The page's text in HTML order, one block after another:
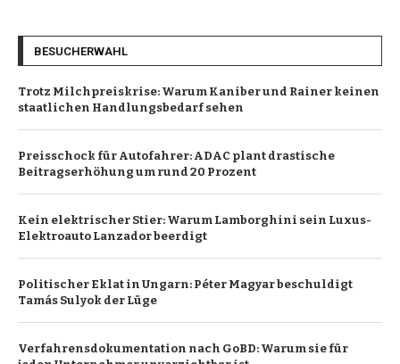
BESUCHERWAHL
Trotz Milchpreiskrise: Warum Kaniber und Rainer keinen
staatlichen Handlungsbedarf sehen
Preisschock für Autofahrer: ADAC plant drastische
Beitragserhöhung um rund 20 Prozent
Kein elektrischer Stier: Warum Lamborghini sein Luxus-
Elektroauto Lanzador beerdigt
Politischer Eklat in Ungarn: Péter Magyar beschuldigt
Tamás Sulyok der Lüge
Verfahrensdokumentation nach GoBD: Warum sie für